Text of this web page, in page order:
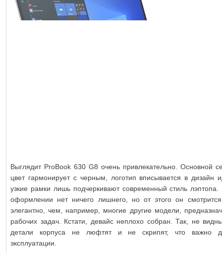
Выглядит ProBook 630 G8 очень привлекательно. Основной
цвет гармонирует с черным, логотип вписывается в дизайн
узкие рамки лишь подчеркивают современный стиль
оформлении нет ничего лишнего, но от этого он
элегантно, чем, например, многие другие модели,
рабочих задач. Кстати, девайс неплохо собран. Так, не
детали корпуса не люфтят и не скрипят, что важно
эксплуатации.